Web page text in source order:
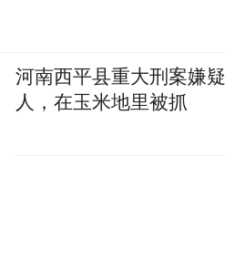
河南西平县重大刑案嫌疑
人，在玉米地里被抓